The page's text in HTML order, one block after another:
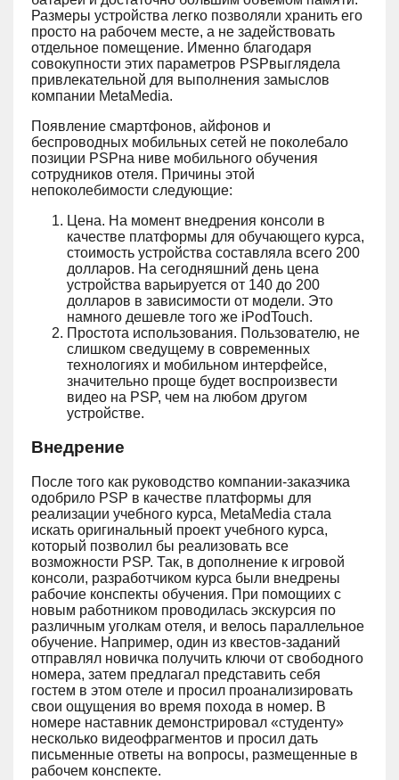
Размеры устройства легко позволяли хранить его
просто на рабочем месте, а не задействовать
отдельное помещение. Именно благодаря
совокупности этих параметров PSPвыглядела
привлекательной для выполнения замыслов
компании MetaMedia.
Появление смартфонов, айфонов и
беспроводных мобильных сетей не поколебало
позиции PSPна ниве мобильного обучения
сотрудников отеля. Причины этой
непоколебимости следующие:
Цена. На момент внедрения консоли в
качестве платформы для обучающего курса,
стоимость устройства составляла всего 200
долларов. На сегодняшний день цена
устройства варьируется от 140 до 200
долларов в зависимости от модели. Это
намного дешевле того же iPodTouch.
Простота использования. Пользователю, не
слишком сведущему в современных
технологиях и мобильном интерфейсе,
значительно проще будет воспроизвести
видео на PSP, чем на любом другом
устройстве.
Внедрение
После того как руководство компании-заказчика
одобрило PSP в качестве платформы для
реализации учебного курса, MetaMedia стала
искать оригинальный проект учебного курса,
который позволил бы реализовать все
возможности PSP. Так, в дополнение к игровой
консоли, разработчиком курса были внедрены
рабочие конспекты обучения. При помощиих с
новым работником проводилась экскурсия по
различным уголкам отеля, и велось параллельное
обучение. Например, один из квестов-заданий
отправлял новичка получить ключи от свободного
номера, затем предлагал представить себя
гостем в этом отеле и просил проанализировать
свои ощущения во время похода в номер. В
номере наставник демонстрировал «студенту»
несколько видеофрагментов и просил дать
письменные ответы на вопросы, размещенные в
рабочем конспекте.